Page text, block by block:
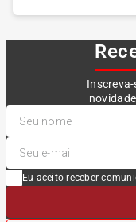
Eu aceito receber